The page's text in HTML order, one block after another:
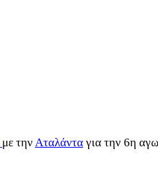
με τηνΑταλάντα για την 6η